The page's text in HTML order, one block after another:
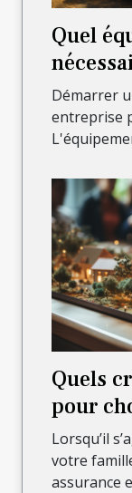
Quel
Démarrer
entreprise
Quels
pour
biens
Lorsqu’il
votre
assurance